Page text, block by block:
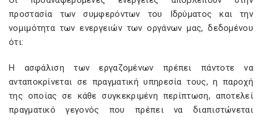
προστασία των συμφερόντων του Ιδρύματος και την
νομιμότητα των ενεργειών των οργάνων μας, δεδομένου
ότι:
Η ασφάλιση των εργαζομένων πρέπει πάντοτε να
ανταποκρίνεται σε πραγματική υπηρεσία τους, η παροχή
της οποίας σε κάθε συγκεκριμένη περίπτωση, αποτελεί
πραγματικό γεγονός που πρέπει να διαπιστώνεται